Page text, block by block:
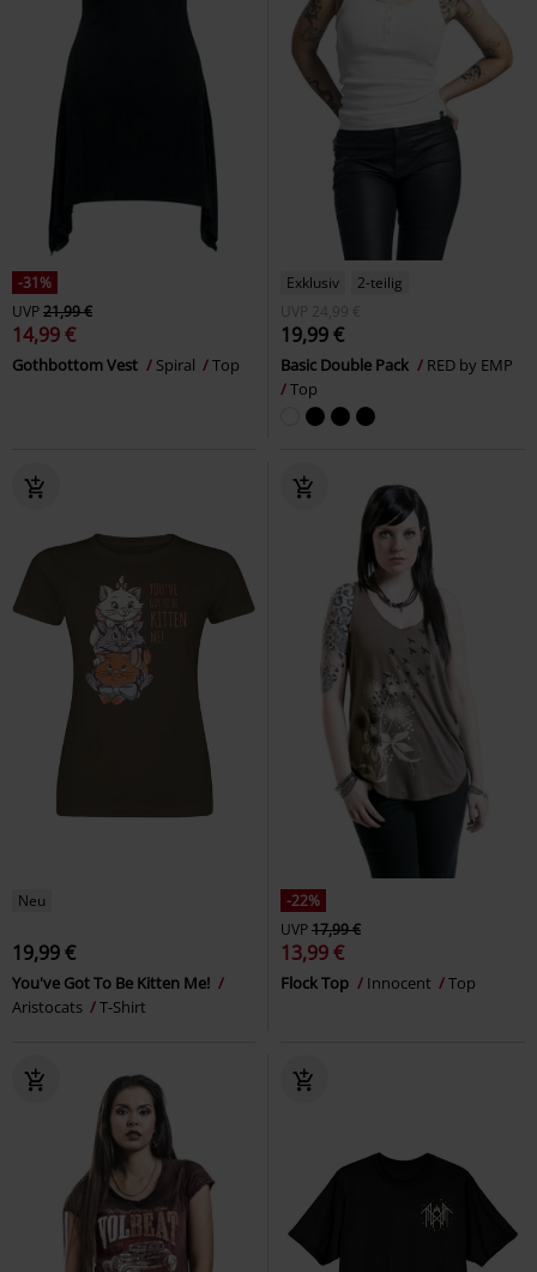
-31%
UVP21,99 €
14,99 €
Gothbottom Vest Spiral Top
Exklusiv
2-teilig
UVP
24,99 €
19,99 €
Basic Double Pack
RED by EMP
Top
Neu
19,99 €
You've Got To Be Kitten Me!
Aristocats
T-Shirt
-22%
UVP17,99 €
13,99 €
Flock Top Innocent Top